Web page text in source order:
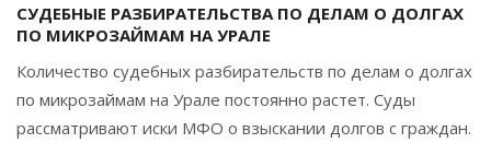
СУДЕБНЫЕ РАЗБИРАТЕЛЬСТВА ПО ДЕЛАМ О ДОЛГАХ
ПО МИКРОЗАЙМАМ НА УРАЛЕ
Количество судебных разбирательств по делам о долгах
по микрозаймам на Урале постоянно растет. Суды
рассматривают иски МФО о взыскании долгов с граждан.